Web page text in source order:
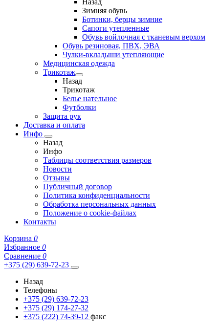
Назад
Зимняя обувь
Ботинки, берцы зимние
Сапоги утепленные
Обувь войлочная с тканевым верхом
Обувь резиновая, ПВХ, ЭВА
Чулки-вкладыши утепляющие
Медицинская одежда
Трикотаж
Назад
Трикотаж
Белье нательное
Футболки
Защита рук
Доставка и оплата
Инфо
Назад
Инфо
Таблицы соответствия размеров
Новости
Отзывы
Публичный договор
Политика конфиденциальности
Обработка персональных данных
Положение о cookie-файлах
Контакты
Корзина 0
Избранное 0
Сравнение 0
+375 (29) 639-72-23
Назад
Телефоны
+375 (29) 639-72-23
+375 (29) 174-27-32
+375 (222) 74-39-12 факс